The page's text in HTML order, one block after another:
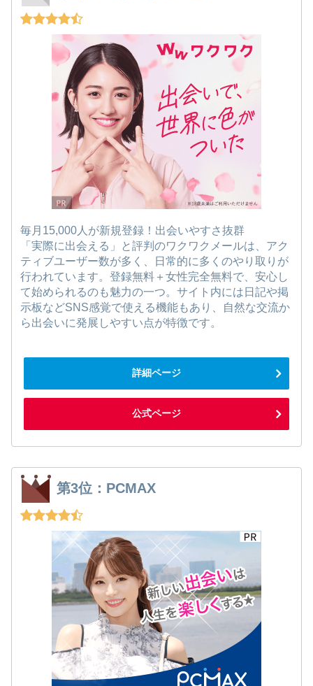
毎月15,000人が新規登録！出会いやすさ抜群
「実際に出会える」と評判のワクワクメールは、アク
ティブユーザー数が多く、日常的に多くのやり取りが
行われています。登録無料＋女性完全無料で、安心し
て始められるのも魅力の一つ。サイト内には日記や掲
示板などSNS感覚で使える機能もあり、自然な交流か
ら出会いに発展しやすい点が特徴です。
詳細ページ
公式ページ
第3位：PCMAX